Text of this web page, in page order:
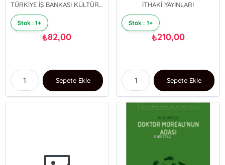
TÜRKİYE İŞ BANKASI KÜLTÜR YAYINLARI
Stok : 1+
₺82,00
Sepete Ekle
İTHAKİ YAYINLARI
Stok : 1+
₺210,00
Sepete Ekle